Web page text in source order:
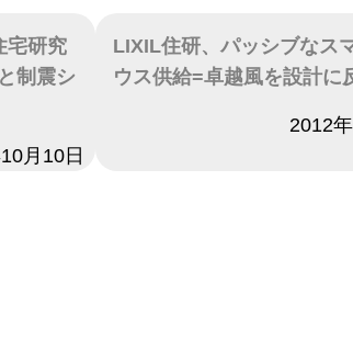
宅研究
制震シ
月10日
LIXIL住研、パッシブなス
ウス供給=卓越風を設計に
2012